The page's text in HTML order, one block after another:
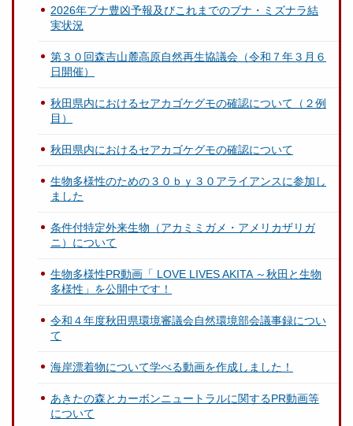
2026年ブナ豊凶予報及びこれまでのブナ・ミズナラ結
実状況
第３０回森吉山麓高原自然再生協議会（令和７年３月６
日開催）
秋田県内におけるセアカゴケグモの確認について（２例
目）
秋田県内におけるセアカゴケグモの確認について
生物多様性のための３０ｂｙ３０アライアンスに参加し
ました
条件付特定外来生物（アカミミガメ・アメリカザリガ
ニ）について
生物多様性PR動画「 LOVE LIVES AKITA ～秋田と生物
多様性」を公開中です！
令和４年度秋田県環境審議会自然環境部会議事録につい
て
海岸漂着物について学べる動画を作成しました！
あきたの森とカーボンニュートラルに関するPR動画等
について